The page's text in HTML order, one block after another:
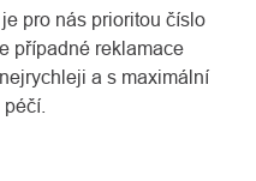
pro nás prioritou číslo
případné reklamace
a s maximální
péčí.